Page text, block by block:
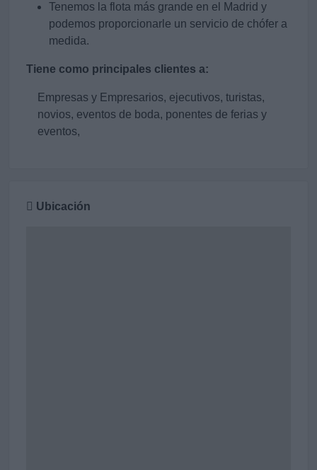
Tenemos la flota más grande en el Madrid y
podemos proporcionarle un servicio de chófer a
medida.
Tiene como principales clientes a:
Empresas y Empresarios, ejecutivos, turistas,
novios, eventos de boda, ponentes de ferias y
eventos,
Ubicación